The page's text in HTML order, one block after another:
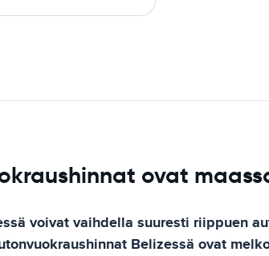
ovat
voivat vaihdella suuresti riippuen
Belizessä ovat